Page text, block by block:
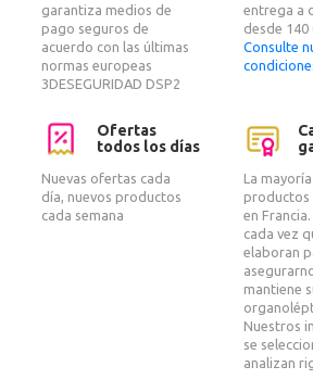
garantiza medios de
pago seguros de
acuerdo con las últimas
normas europeas
3DESEGURIDAD DSP2
entrega a
desde 140
Consulte
Ofertas
todos los días
Nuevas ofertas cada
día, nuevos productos
cada semana
La
productos
en
cada vez
elaboran
mantiene
Nuestros
se
analizan